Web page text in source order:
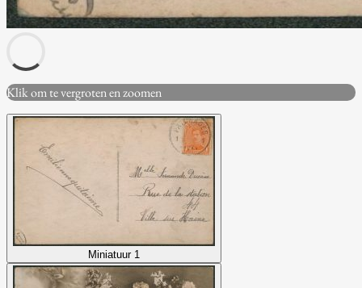
Klik om te vergroten en zoomen
Miniatuur 1